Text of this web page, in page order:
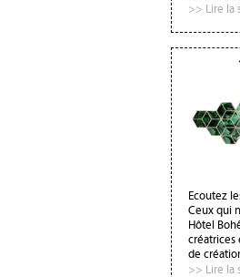
>> Lire la
Ecoutez
Ceux qui
Hôtel
créatrices
de
>> Lire la